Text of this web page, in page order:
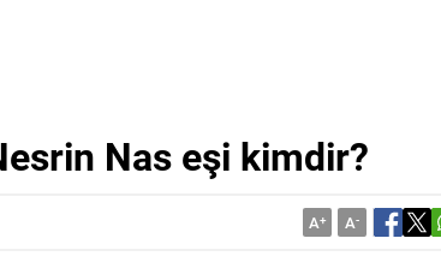
Nas eşi kimdir?
A+ A-